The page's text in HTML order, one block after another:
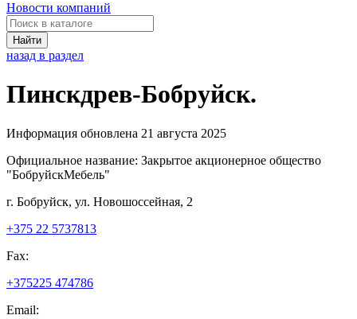
Новости компаний
Найти
назад в раздел
Пинскдрев-Бобруйск.
Информация обновлена 21 августа 2025
Официальное название: Закрытое акционерное общество
"БобруйскМебель"
г. Бобруйск, ул. Новошоссейная, 2
+375 22 5737813
Fax:
+375225 474786
Email: